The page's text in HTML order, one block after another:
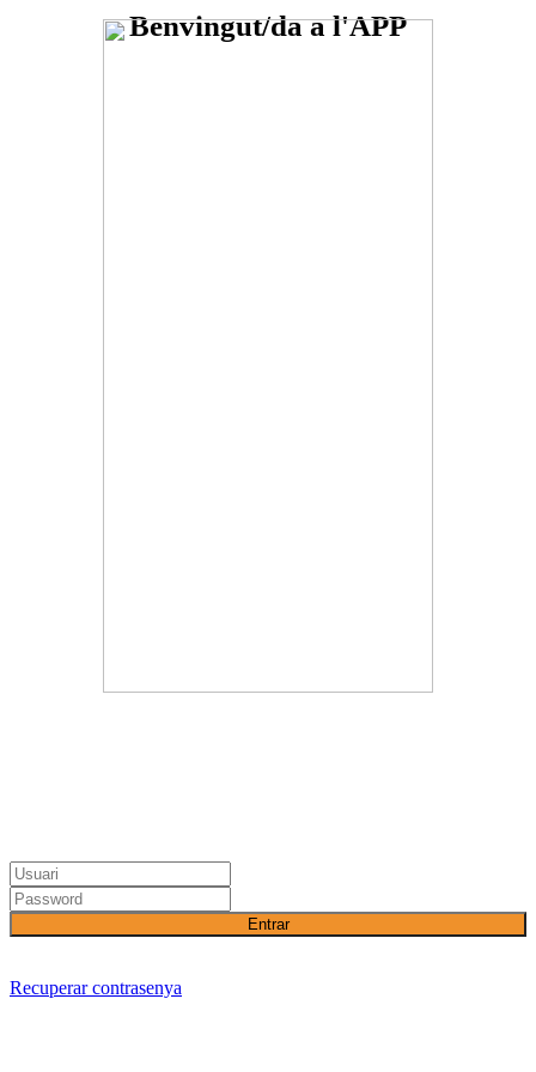
Benvingut/da a l'APP
Entrar
Recuperar contrasenya